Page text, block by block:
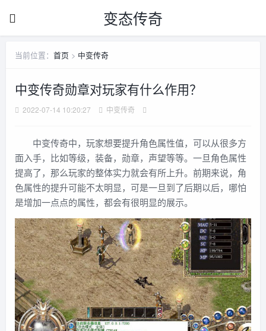
变态传奇
当前位置： 首页 > 中变传奇
中变传奇勋章对玩家有什么作用？
2022-07-14 10:20:27 中变传奇
中变传奇中，玩家想要提升角色属性值，可以从很多方
面入手，比如等级，装备，勋章，声望等等。一旦角色属性
提高了，那么玩家的整体实力就会有所上升。前期来说，角
色属性的提升可能不太明显，可是一旦到了后期以后，哪怕
是增加一点点的属性，都会有很明显的展示。